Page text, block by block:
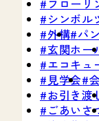
フローリ
シンボル
外構 パ
玄関ホー
エコキュ
見学会
お引き渡
ごあいさ